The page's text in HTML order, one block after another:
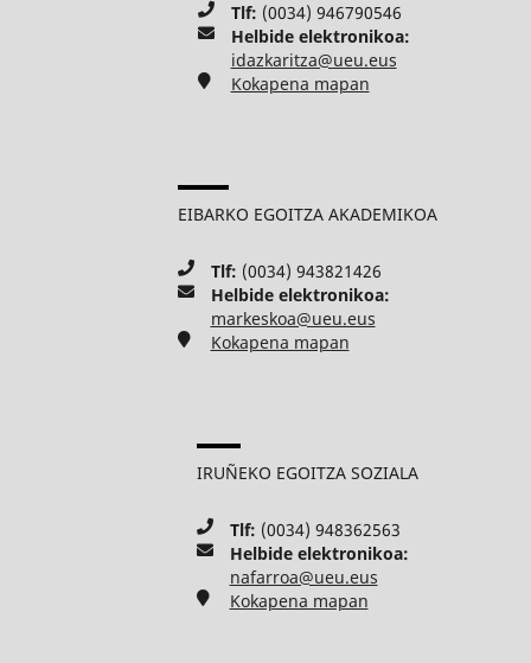
Tlf: (0034) 946790546
Helbide elektronikoa:
idazkaritza@ueu.eus
Kokapena mapan
EIBARKO EGOITZA AKADEMIKOA
Tlf: (0034) 943821426
Helbide elektronikoa:
markeskoa@ueu.eus
Kokapena mapan
IRUÑEKO EGOITZA SOZIALA
Tlf: (0034) 948362563
Helbide elektronikoa:
nafarroa@ueu.eus
Kokapena mapan